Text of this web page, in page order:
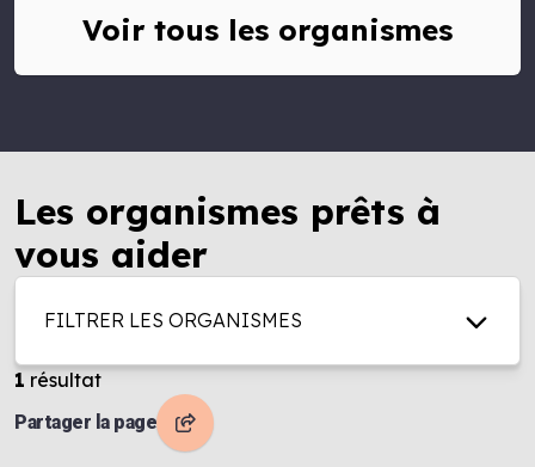
Voir tous les organismes
Les organismes prêts à
vous aider
FILTRER LES ORGANISMES
1 résultat
Partager la page